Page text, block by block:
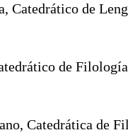
Catedrático de
de
Catedrática de